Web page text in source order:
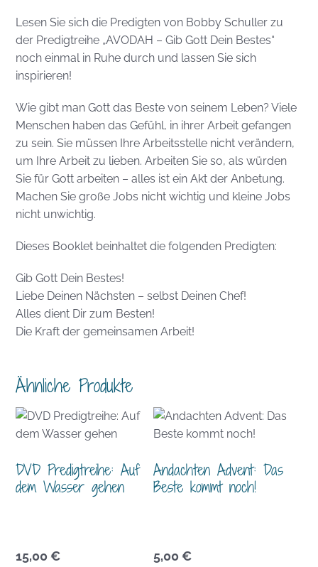
Lesen Sie sich die Predigten von Bobby Schuller zu
der Predigtreihe „AVODAH – Gib Gott Dein Bestes“
noch einmal in Ruhe durch und lassen Sie sich
inspirieren!
Wie gibt man Gott das Beste von seinem Leben? Viele
Menschen haben das Gefühl, in ihrer Arbeit gefangen
zu sein. Sie müssen Ihre Arbeitsstelle nicht verändern,
um Ihre Arbeit zu lieben. Arbeiten Sie so, als würden
Sie für Gott arbeiten – alles ist ein Akt der Anbetung.
Machen Sie große Jobs nicht wichtig und kleine Jobs
nicht unwichtig.
Dieses Booklet beinhaltet die folgenden Predigten:
Gib Gott Dein Bestes!
Liebe Deinen Nächsten – selbst Deinen Chef!
Alles dient Dir zum Besten!
Die Kraft der gemeinsamen Arbeit!
Ähnliche Produkte
DVD Predigtreihe: Auf
dem Wasser gehen
15,00 €
Andachten Advent: Das
Beste kommt noch!
5,00 €